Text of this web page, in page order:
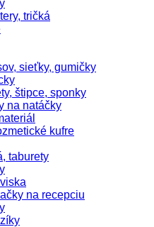
tričká
sieťky, gumičky
štipce, sponky
na natáčky
kufre
taburety
na recepciu